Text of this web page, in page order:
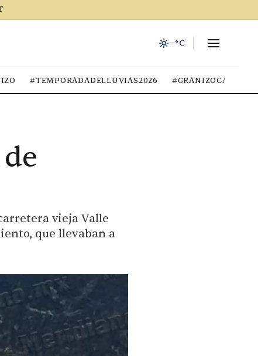
--°C
#TEMPORADADELLUVIAS2026 #GRANIZOCALOR
vieja Valle
que llevaban a